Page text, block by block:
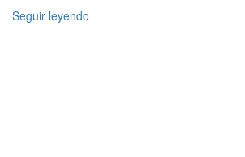
Seguir leyendo